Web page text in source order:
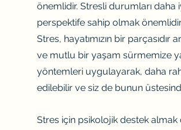
önemlidir. Stresli durumları
perspektife sahip olmak
Stres, hayatımızın bir parçasıdır
ve mutlu bir yaşam sürmemize
yöntemleri uygulayarak, daha
edilebilir ve siz de bunun
Stres için psikolojik destek almak